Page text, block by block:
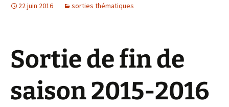
22 juin 2016 sorties thématiques
Sortie de fin de
saison 2015-2016